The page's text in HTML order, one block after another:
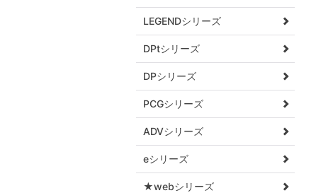
LEGENDシリーズ
DPtシリーズ
DPシリーズ
PCGシリーズ
ADVシリーズ
eシリーズ
★webシリーズ